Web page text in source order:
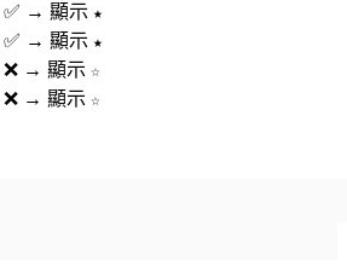
✅ → 顯示 ★
✅ → 顯示 ★
❌ → 顯示 ☆
❌ → 顯示 ☆